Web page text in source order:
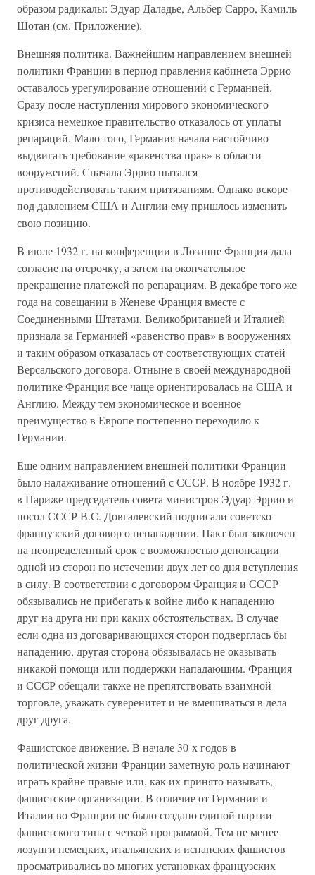
образом радикалы: Эдуар Даладье, Альбер Сарро, Камиль
Шотан (см. Приложение).
Внешняя политика. Важнейшим направлением внешней
политики Франции в период правления кабинета Эррио
оставалось урегулирование отношений с Германией.
Сразу после наступления мирового экономического
кризиса немецкое правительство отказалось от уплаты
репараций. Мало того, Германия начала настойчиво
выдвигать требование «равенства прав» в области
вооружений. Сначала Эррио пытался
противодействовать таким притязаниям. Однако вскоре
под давлением США и Англии ему пришлось изменить
свою позицию.
В июле 1932 г. на конференции в Лозанне Франция дала
согласие на отсрочку, а затем на окончательное
прекращение платежей по репарациям. В декабре того же
года на совещании в Женеве Франция вместе с
Соединенными Штатами, Великобританией и Италией
признала за Германией «равенство прав» в вооружениях
и таким образом отказалась от соответствующих статей
Версальского договора. Отныне в своей международной
политике Франция все чаще ориентировалась на США и
Англию. Между тем экономическое и военное
преимущество в Европе постепенно переходило к
Германии.
Еще одним направлением внешней политики Франции
было налаживание отношений с СССР. В ноябре 1932 г.
в Париже председатель совета министров Эдуар Эррио и
посол СССР В.С. Довгалевский подписали советско-
французский договор о ненападении. Пакт был заключен
на неопределенный срок с возможностью денонсации
одной из сторон по истечении двух лет со дня вступления
в силу. В соответствии с договором Франция и СССР
обязывались не прибегать к войне либо к нападению
друг на друга ни при каких обстоятельствах. В случае
если одна из договаривающихся сторон подверглась бы
нападению, другая сторона обязывалась не оказывать
никакой помощи или поддержки нападающим. Франция
и СССР обещали также не препятствовать взаимной
торговле, уважать суверенитет и не вмешиваться в дела
друг друга.
Фашистское движение. В начале 30-х годов в
политической жизни Франции заметную роль начинают
играть крайне правые или, как их принято называть,
фашистские организации. В отличие от Германии и
Италии во Франции не было создано единой партии
фашистского типа с четкой программой. Тем не менее
лозунги немецких, итальянских и испанских фашистов
просматривались во многих установках французских